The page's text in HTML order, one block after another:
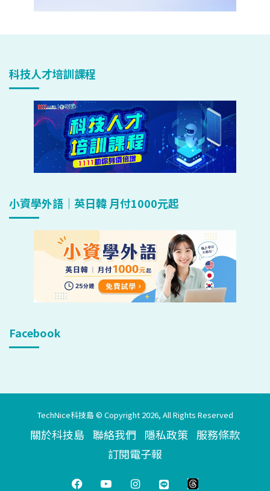
科技人才培訓課程
小資學外語｜英日韓 月付1000元起
Facebook
TechNice科技島 © Copyright 2026, All Rights Reserved
關於科技島 聯絡我們 隱私政策 服務條款
訂閱電子報